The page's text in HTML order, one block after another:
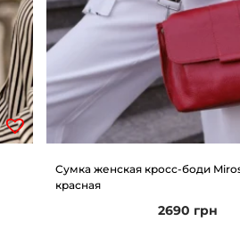
Сумка женская кросс-боди
красная
2690 грн